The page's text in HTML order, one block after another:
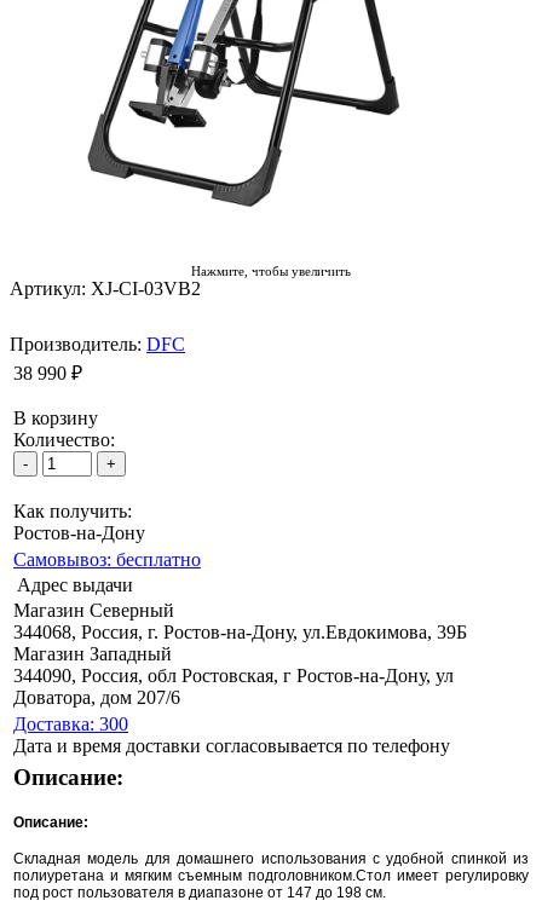
Нажмите, чтобы увеличить
Артикул: XJ-CI-03VB2
Производитель: DFC
38 990 ₽
В корзину
Количество:
Как получить:
Ростов-на-Дону
Самовывоз: бесплатно
Адрес выдачи
Магазин Северный
344068, Россия, г. Ростов-на-Дону, ул.Евдокимова, 39Б
Магазин Западный
344090, Россия, обл Ростовская, г Ростов-на-Дону, ул
Доватора, дом 207/6
Доставка: 300
Дата и время доставки согласовывается по телефону
Описание:
Описание:
Складная модель для домашнего использования с удобной спинкой из
полиуретана и мягким съемным подголовником.Стол имеет регулировку
под рост пользователя в диапазоне от 147 до 198 см.